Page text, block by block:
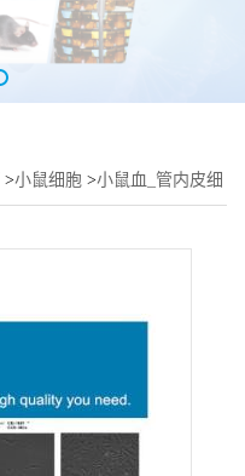
>小鼠细胞 >小鼠血_管内皮细